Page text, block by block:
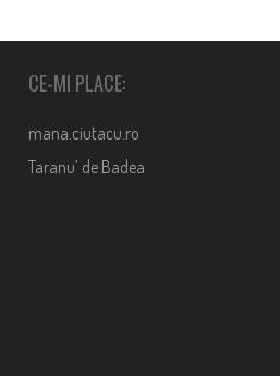
CE-MI PLACE:
mana.ciutacu.ro
Taranu’ de Badea